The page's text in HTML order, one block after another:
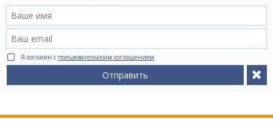
Я согласен с пользовательским соглашением
Отправить